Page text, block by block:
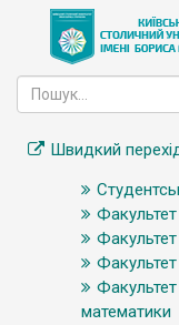
Швидкий
Факультет
Факультет
математики